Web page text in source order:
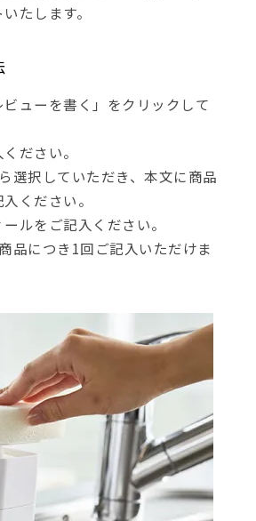
たします。
ューを書く」をクリックして
ださい。
選択していただき、本文に商品
ください。
ルをご記入ください。
品につき1回ご記入いただけま